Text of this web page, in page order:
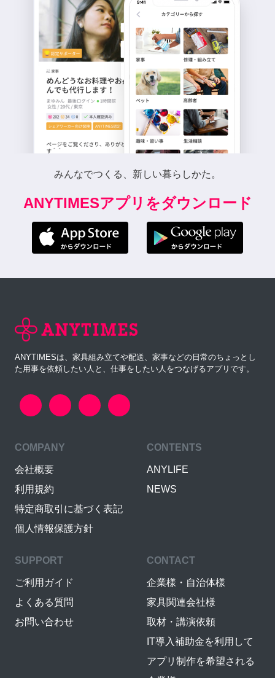
みんなでつくる、新しい暮らしかた。
ANYTIMESアプリをダウンロード
ANYTIMESは、家具組み立てや配送、家事などの日常のちょっとし
た用事を依頼したい人と、仕事をしたい人をつなげるアプリです。
COMPANY
会社概要
利用規約
特定商取引に基づく表記
個人情報保護方針
CONTENTS
ANYLIFE
NEWS
SUPPORT
ご利用ガイド
よくある質問
お問い合わせ
CONTACT
企業様・自治体様
家具関連会社様
取材・講演依頼
IT導入補助金を利用して
アプリ制作を希望される